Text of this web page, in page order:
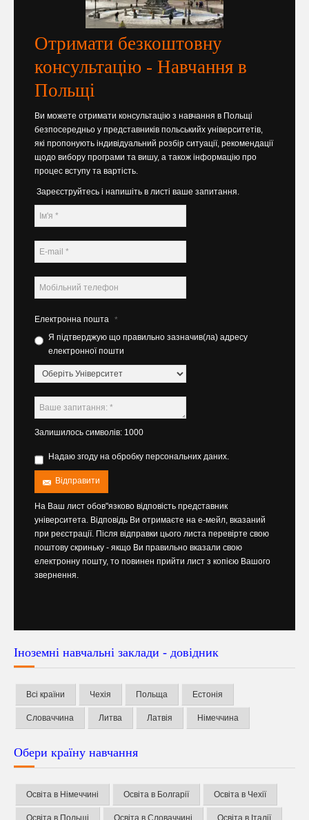
Отримати безкоштовну
консультацію - Навчання в
Польщі
Ви можете отримати консультацію з навчання в Польщі
безпосередньо у представників польськийх університетів,
які пропонують індивідуальний розбір ситуації, рекомендації
щодо вибору програми та вишу, а також інформацію про
процес вступу та вартість.
Зареєструйтесь і напишіть в листі ваше запитання.
Електронна пошта *
Я підтверджую що правильно зазначив(ла) адресу
електронної пошти
Залишилось символів: 1000
Надаю згоду на обробку персональних даних.
Відправити
На Ваш лист обов"язково відповість представник
університета. Відповідь Ви отримаєте на е-мейл, вказаний
при реєстрації. Після відправки цього листа перевірте свою
поштову скриньку - якщо Ви правильно вказали свою
електронну пошту, то повинен прийти лист з копією Вашого
звернення.
Іноземні навчальні заклади - довідник
Всі країни Чехія Польща Естонія
Словаччина Литва Латвія Німеччина
Обери країну навчання
Освіта в Німеччині Освіта в Болгарії Освіта в Чехії